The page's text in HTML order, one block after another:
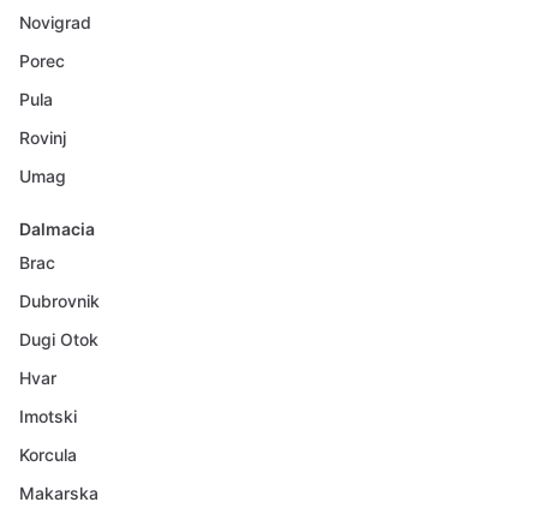
Novigrad
Porec
Pula
Rovinj
Umag
Dalmacia
Brac
Dubrovnik
Dugi Otok
Hvar
Imotski
Korcula
Makarska